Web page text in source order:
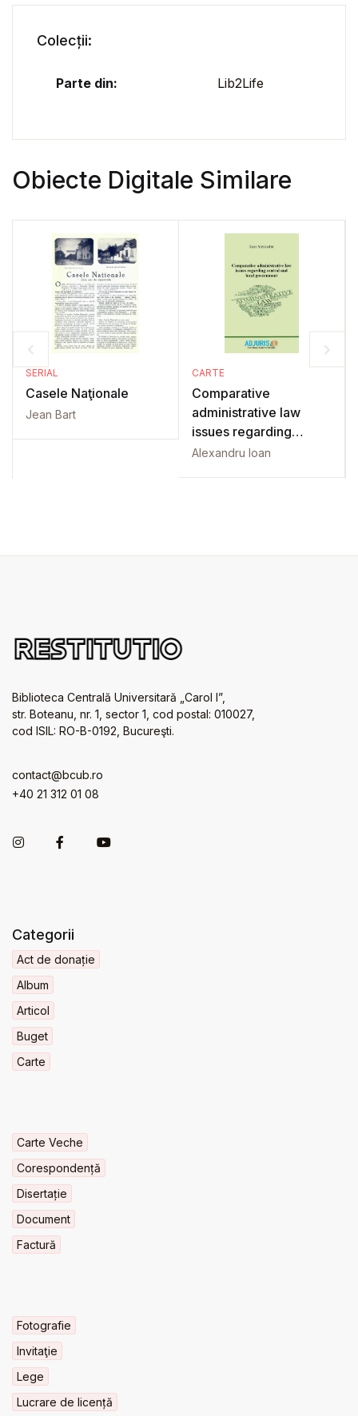
Colecții:
Parte din: Lib2Life
Obiecte Digitale Similare
SERIAL
Casele Naţionale
Jean Bart
CARTE
Comparative
administrative law
issues regarding
central and local
Alexandru Ioan
Biblioteca Centrală Universitară „Carol I”,
str. Boteanu, nr. 1, sector 1, cod postal: 010027,
cod ISIL: RO-B-0192, Bucureşti.
contact@bcub.ro
+40 21 312 01 08
Categorii
Act de donație
Album
Articol
Buget
Carte
Carte Veche
Corespondență
Disertație
Document
Factură
Fotografie
Invitaţie
Lege
Lucrare de licență